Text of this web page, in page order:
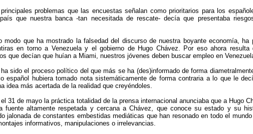
problemas que las encuestas señalan como prioritarios para los
que nuestra banca -tan necesitada de rescate- decía que presentaba
modo que ha mostrado la falsedad del discurso de nuestra boyante economía, ha
en torno a Venezuela y el gobierno de Hugo Chávez. Por eso ahora resulta
que decían que huían a Miami, nuestros jóvenes deben buscar empleo en
sido el proceso político del que más se ha (des)informado de forma
español hubiera tomado nota sistemáticamente de forma contraria a lo que le
idea más acertada de la realidad que creyéndoles.
31 de mayo la práctica totalidad de la prensa internacional anunciaba que a Hugo
fuente altamente respetada y cercana a Chávez, que conoce su estado y su
jalonada de constantes embestidas mediáticas que han resonado en todo el
informativos, manipulaciones o irrelevancias.